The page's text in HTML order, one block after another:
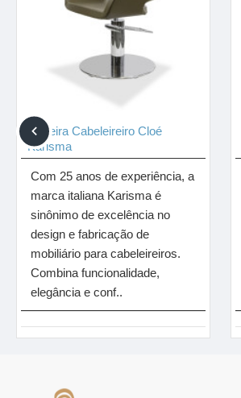
Cadeira Cabeleireiro Cloé
Karisma
Com 25 anos de experiência, a
marca italiana Karisma é
sinônimo de excelência no
design e fabricação de
mobiliário para cabeleireiros.
Combina funcionalidade,
elegância e conf..